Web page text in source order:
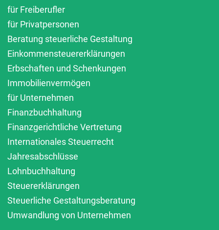
für Freiberufler
für Privatpersonen
Beratung steuerliche Gestaltung
Einkommensteuererklärungen
Erbschaften und Schenkungen
Immobilienvermögen
für Unternehmen
Finanzbuchhaltung
Finanzgerichtliche Vertretung
Internationales Steuerrecht
Jahresabschlüsse
Lohnbuchhaltung
Steuererklärungen
Steuerliche Gestaltungsberatung
Umwandlung von Unternehmen